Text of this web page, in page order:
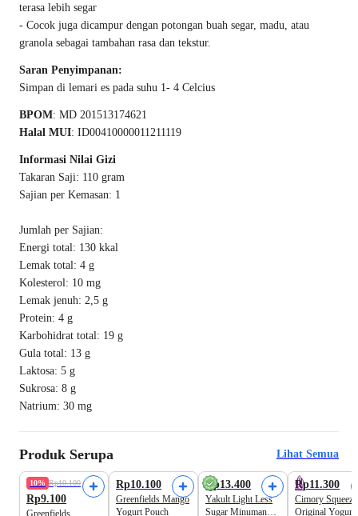
terasa lebih segar
- Cocok juga dicampur dengan potongan buah segar, madu, atau
granola sebagai tambahan rasa dan tekstur.
Saran Penyimpanan:
Simpan di lemari es pada suhu 1- 4 Celcius
BPOM: MD 201513174621
Halal MUI: ID00410000011211119
Informasi Nilai Gizi
Takaran Saji: 110 gram
Sajian per Kemasan: 1
Jumlah per Sajian:
Energi total: 130 kkal
Lemak total: 4 g
Kolesterol: 10 mg
Lemak jenuh: 2,5 g
Protein: 4 g
Karbohidrat total: 19 g
Gula total: 13 g
Laktosa: 5 g
Sukrosa: 8 g
Natrium: 30 mg
Produk Serupa Lihat Semua
10% Rp10.100
Rp9.100
Greenfields
Rp10.100
Greenfields Mango
Yogurt Pouch
Rp13.400
Yakult Light Less
Sugar Minuman
Rp11.300
Cimory Squeeze
Original Yogurt